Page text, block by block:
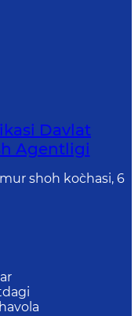
Davlat
Agentligi
shoh ko`chasi, 6